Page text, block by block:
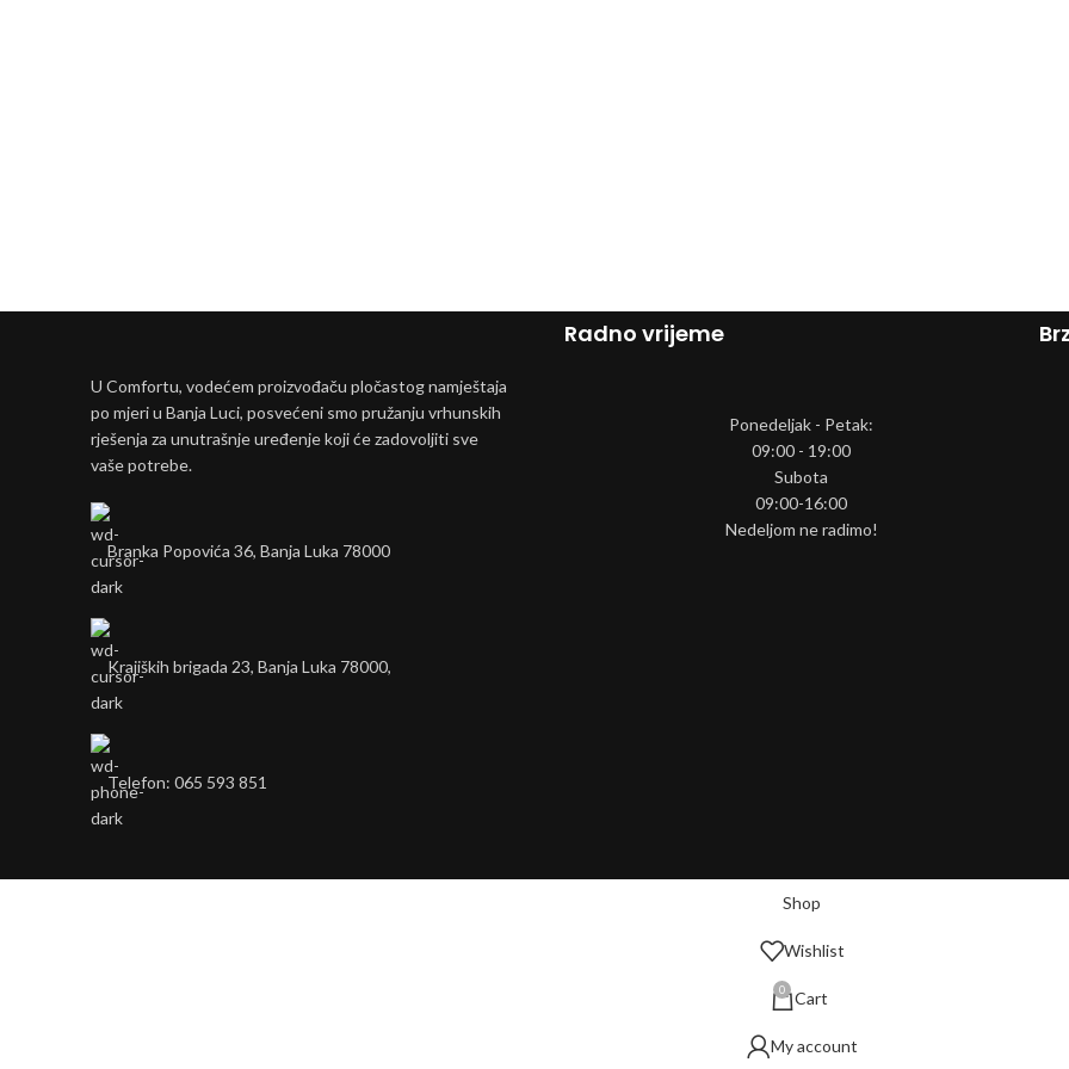
U Comfortu, vodećem proizvođaču pločastog namještaja
po mjeri u Banja Luci, posvećeni smo pružanju vrhunskih
rješenja za unutrašnje uređenje koji će zadovoljiti sve
vaše potrebe.
Branka Popovića 36, Banja Luka 78000
Krajiških brigada 23, Banja Luka 78000,
Telefon: 065 593 851
Radno vrijeme
Ponedeljak - Petak:
09:00 - 19:00
Subota
09:00-16:00
Nedeljom ne radimo!
Shop
Wishlist
0 Cart
My account